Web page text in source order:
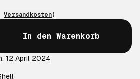
Versandkosten)
In den Warenkorb
12 April 2024